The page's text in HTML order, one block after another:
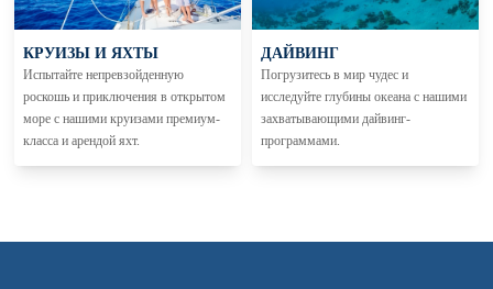
КРУИЗЫ И ЯХТЫ
Испытайте непревзойденную
роскошь и приключения в открытом
море с нашими круизами премиум-
класса и арендой яхт.
ДАЙВИНГ
Погрузитесь в мир чудес и
исследуйте глубины океана с нашими
захватывающими дайвинг-
программами.